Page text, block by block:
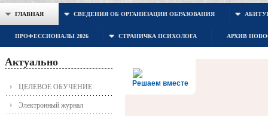
ГЛАВНАЯ СВЕДЕНИЯ ОБ ОРГАНИЗАЦИИ ОБРАЗОВАНИЯ
ПРОФЕССИОНАЛЫ 2026 СТРАНИЧКА ПСИХОЛОГА АРХИВ
Актуально
ЦЕЛЕВОЕ ОБУЧЕНИЕ
Электронный журнал
Решаем вместе